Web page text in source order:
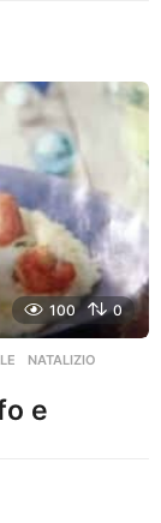
100 0
,NATALIZIO
e